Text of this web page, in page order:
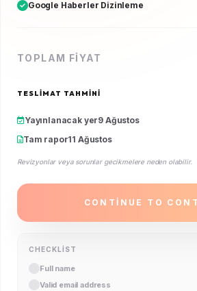
Google Haberler Dizinleme
TOPLAM FIYAT
TESLIMAT TAHMINI
Yayınlanacak yer9 Ağustos
Tam rapor11 Ağustos
Revizyonlar veya sorunlar gecikmelere neden olabilir.
CONTINUE TO
CHECKLIST
Full name
Valid email address